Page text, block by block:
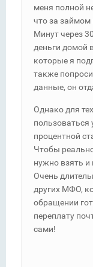
меня полной
что за займом
Минут через
деньги домой
которые я
также
данные, он
Однако для
пользоваться
процентной
Чтобы
нужно взять и
Очень
других МФО,
обращении
переплату
сами!